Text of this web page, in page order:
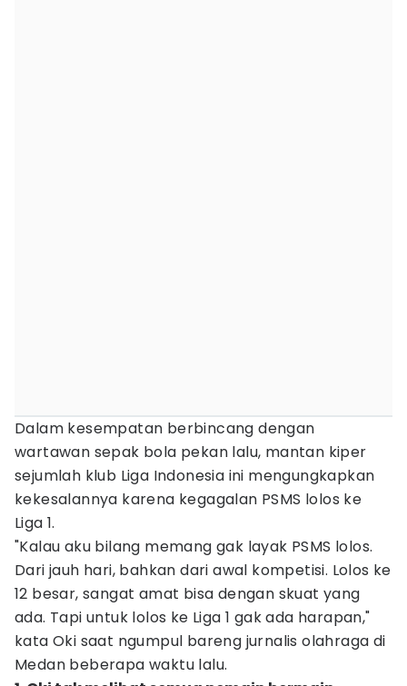
Dalam kesempatan berbincang dengan
wartawan sepak bola pekan lalu, mantan kiper
sejumlah klub Liga Indonesia ini mengungkapkan
kekesalannya karena kegagalan PSMS lolos ke
Liga 1.
"Kalau aku bilang memang gak layak PSMS lolos.
Dari jauh hari, bahkan dari awal kompetisi. Lolos ke
12 besar, sangat amat bisa dengan skuat yang
ada. Tapi untuk lolos ke Liga 1 gak ada harapan,"
kata Oki saat ngumpul bareng jurnalis olahraga di
Medan beberapa waktu lalu.